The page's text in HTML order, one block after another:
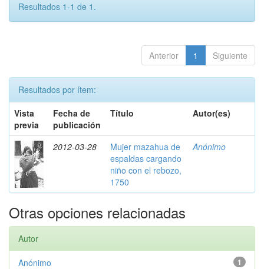
Resultados 1-1 de 1.
Anterior 1 Siguiente
Resultados por ítem:
Vista
previa
Fecha de
publicación
Título Autor(es)
2012-03-28
Mujer mazahua de
espaldas cargando
niño con el rebozo,
1750
Anónimo
Otras opciones relacionadas
Autor
1
Anónimo